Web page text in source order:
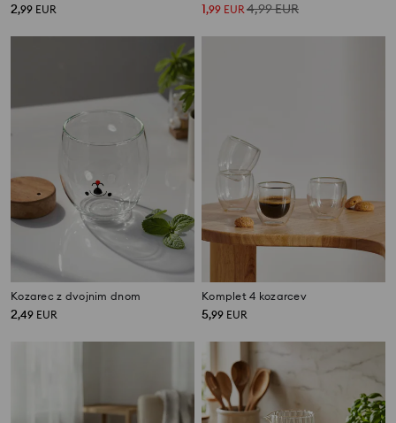
2,99 EUR 1,99 EUR4,99EUR
Kozarec z dvojnim dnom
2,49 EUR
Komplet 4 kozarcev
5,99 EUR